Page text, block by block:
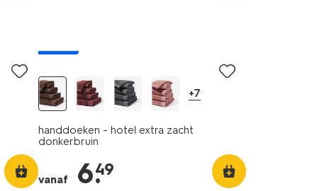
+7
handdoeken - hotel extra zacht
donkerbruin
vanaf 6.
49